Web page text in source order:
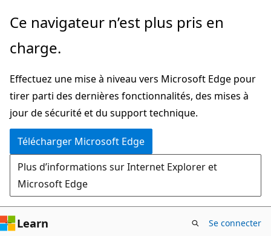
Passer
directement
au
principal
Ce navigateur n’est plus pris en
charge.
Effectuez une mise à niveau vers Microsoft Edge pour
tirer parti des dernières fonctionnalités, des mises à
jour de sécurité et du support technique.
Télécharger Microsoft Edge
Plus d’informations sur Internet Explorer et
Microsoft Edge
Learn Se connecter